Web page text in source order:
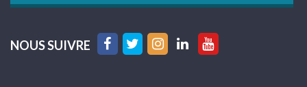
NOUS SUIVRE
Lien
Lien
Lien
Lien